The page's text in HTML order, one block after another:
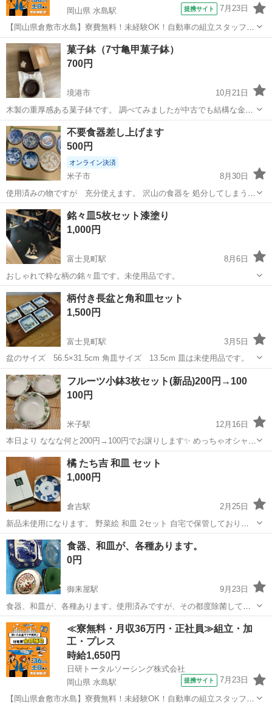
岡山県 水島駅
提携サイト 7月23日
【岡山県倉敷市水島】寮費無料！未経験OK！自動車の組立スタッフ
《お仕事No.NS0089》 お仕事について 車の組立作業です。専用レール
に乗って流れてくる車の骨組みに、車内外の各部品・ハンドル・足回
り・ドア・シートなどの各...
岡山 倉敷市 水島駅 その他
菓子鉢（7寸亀甲菓子鉢）
700円
境港市
10月21日
木製の重厚感ある菓子鉢です。 調べてみましたが中古でも結構な金額
のようなのでこれはとてもお買い得だと思います。 未使用ですが、箱
や個包装の紙はかなり年季が入っています。
鳥取 境港市 食器 菓子
不要食器差し上げます
500円
オンライン決済
米子市
8月30日
使用済みの物ですが 充分使えます。 沢山の食器を 処分してしまう前
に 出品してみました。 大皿料理を出すお店でも使えると思います。
因みにその他にもグラスなどもあります。運搬などは引き取りに来て
もらえる方 10/1.10...
鳥取 米子市 食器
銘々皿5枚セット漆塗り
1,000円
富士見町駅
8月6日
おしゃれで粋な柄の銘々皿です。未使用品です。
鳥取 米子市 富士見町駅 食器 銘々皿
柄付き長盆と角和皿セット
1,500円
富士見町駅
3月5日
盆のサイズ 56.5×31.5cm 角皿サイズ 13.5cm 皿は未使用品です。
鳥取 米子市 富士見町駅 食器 セット
フルーツ小鉢3枚セット(新品)200円→100
100円
米子駅
12月16日
本日より ななな何と200円→100円でお譲りします✨ めっちゃオシャレ
で可愛い 大切なお客様が来られた時などに このお皿を使用すると よ
り美味しくいただいてもらえるはず‼️ 1品しかないので欲しい方はご連
絡下さいませ😊
鳥取 米子市 米子駅 食器 小鉢
橘 たち吉 和皿 セット
1,000円
倉吉駅
2月25日
新品未使用になります。 野菜絵 和皿 2セット 自宅で保管しておりま
したので、箱が少し傷んでいます。 なにかありましたら、気軽にコメ
ントして下さい。
鳥取 倉吉市 倉吉駅 食器 セット
食器、和皿が、各種あります。
0円
御来屋駅
9月23日
食器、和皿が、各種あります。使用済みですが、その都度除菌してい
ます。古いので０円とします。 ただし、大山町門前の自宅まで取りに
来ていただける方で、返品なし、ノークレームの方にお願いします。
他にも家具、農具等いろいろ...
鳥取 西伯郡 御来屋駅 食器 農具
≪寮無料・月収36万円・正社員≫組立・加
工・プレス
時給1,650円
日研トータルソーシング株式会社
岡山県 水島駅
提携サイト 7月23日
【岡山県倉敷市水島】寮費無料！未経験OK！自動車の組立スタッフ